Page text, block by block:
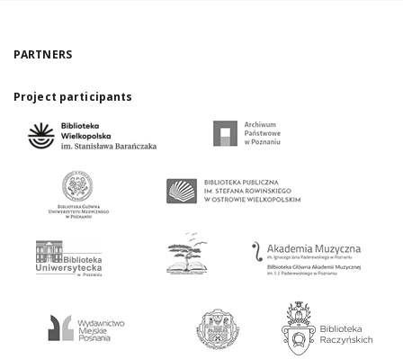
PARTNERS
Project participants